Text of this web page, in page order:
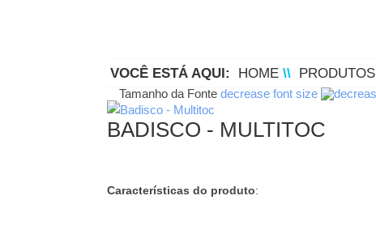
VOCÊ ESTÁ AQUI: HOME \\ PRODUTOS
Tamanho da Fonte decrease font size
BADISCO - MULTITOC
Características do produto: